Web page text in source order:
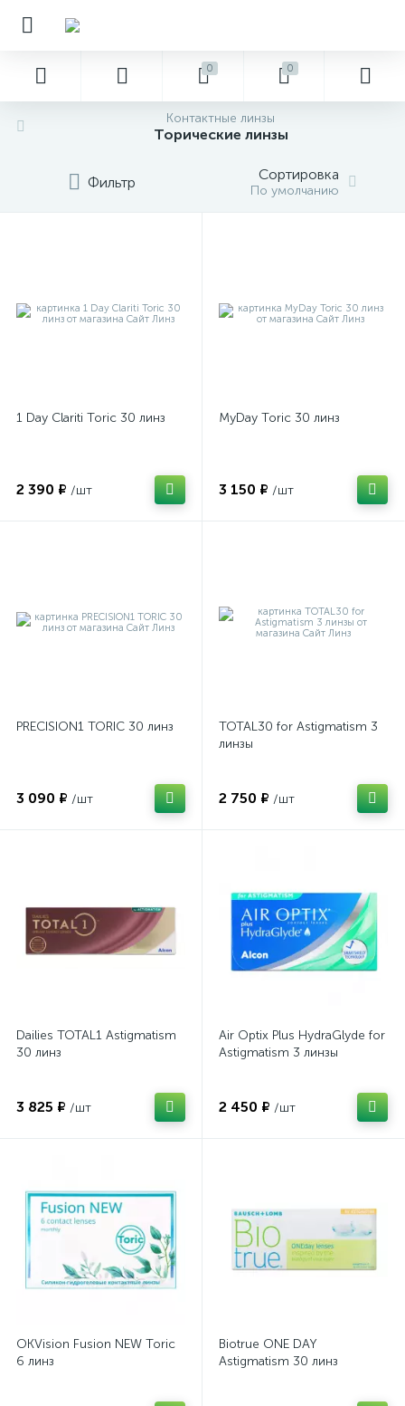
0 0
Контактные линзы
Торические линзы
Фильтр Сортировка
По умолчанию
1 Day Clariti Toric 30 линз
2 390 ₽ /шт
MyDay Toric 30 линз
3 150 ₽ /шт
PRECISION1 TORIC 30 линз
3 090 ₽ /шт
TOTAL30 for Astigmatism 3
линзы
2 750 ₽ /шт
Dailies TOTAL1 Astigmatism
30 линз
3 825 ₽ /шт
Air Optix Plus HydraGlyde for
Astigmatism 3 линзы
2 450 ₽ /шт
OКVision Fusion NEW Toric
6 линз
Biotrue ONE DAY
Astigmatism 30 линз